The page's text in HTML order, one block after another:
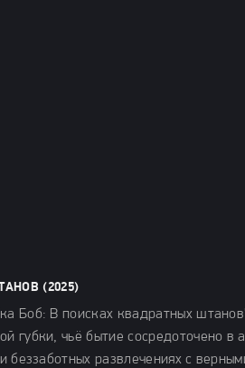
(2025)
Боб: В поисках квадратных
губки, чьё бытие сосредоточено в
беззаботных развлечениях с